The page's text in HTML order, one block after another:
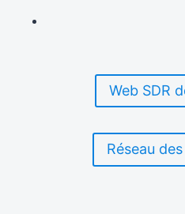
Web SDR
Réseau